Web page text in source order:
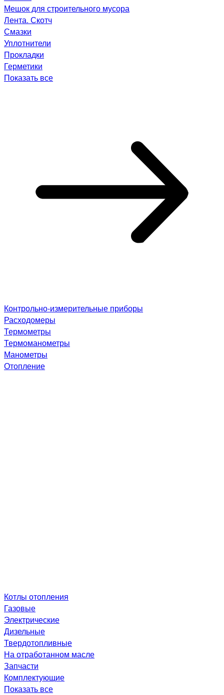
Мешок для строительного мусора
Лента. Скотч
Смазки
Уплотнители
Прокладки
Герметики
Показать все
Контрольно-измерительные приборы
Расходомеры
Термометры
Термоманометры
Манометры
Отопление
Котлы отопления
Газовые
Электрические
Дизельные
Твердотопливные
На отработанном масле
Запчасти
Комплектующие
Показать все